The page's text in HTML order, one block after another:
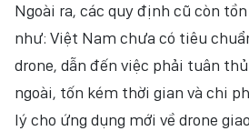
Ngoài ra, các quy định cũ còn
như: Việt Nam chưa có tiêu
drone, dẫn đến việc phải tuân
ngoài, tốn kém thời gian và chi
lý cho ứng dụng mới về drone